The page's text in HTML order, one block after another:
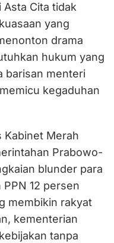
Cita tidak
yang
drama
hukum yang
barisan menteri
kegaduhan
Kabinet Merah
Prabowo-
blunder para
12 persen
membikin rakyat
kementerian
tanpa